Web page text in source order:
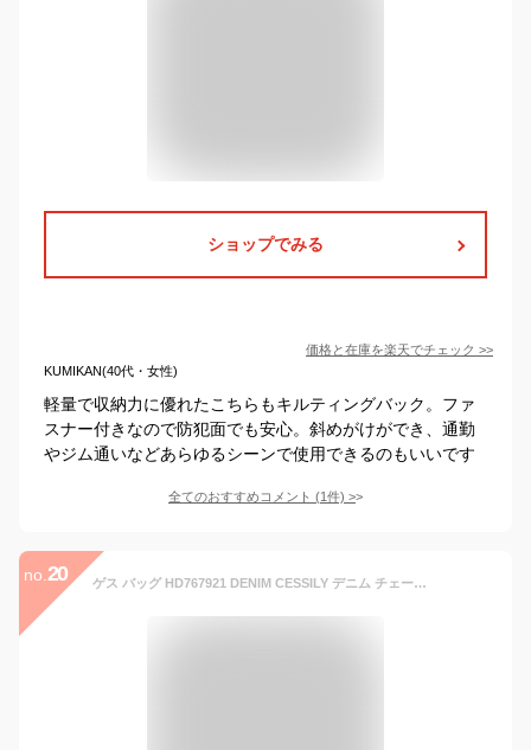
ショップでみる
価格と在庫を楽天でチェック >>
KUMIKAN(40代・女性)
軽量で収納力に優れたこちらもキルティングバック。ファ
スナー付きなので防犯面でも安心。斜めがけができ、通勤
やジム通いなどあらゆるシーンで使用できるのもいいです
全てのおすすめコメント (1件) >
no. 20 ゲス バッグ HD767921 DENIM CESSILY デニム チェーンバッグ 2way ショルダーバッグ トートバッグ キルティング バック GUESS ab-478700 ブランド